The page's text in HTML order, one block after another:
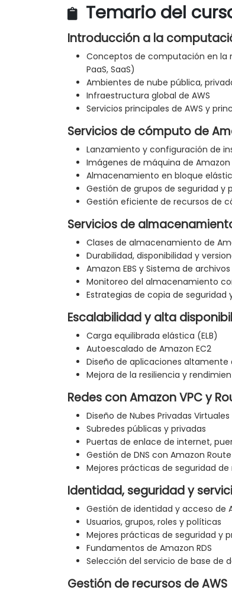
Temario del
Introducción a la
Conceptos de computación en la
PaaS, SaaS)
Ambientes de nube pública,
Infraestructura global de AWS
Servicios principales de AWS y
Servicios de cómputo de
Lanzamiento y configuración de
Imágenes de máquina de Amazon
Almacenamiento en bloque
Gestión de grupos de seguridad y
Gestión eficiente de recursos de
Servicios de
Clases de almacenamiento de
Durabilidad, disponibilidad y
Amazon EBS y Sistema de
Monitoreo del almacenamiento
Estrategias de copia de seguridad
Escalabilidad y alta
Carga equilibrada elástica (ELB)
Autoescalado de Amazon EC2
Diseño de aplicaciones altamente
Mejora de la resiliencia y
Redes con Amazon VPC y
Diseño de Nubes Privadas Virtuales
Subredes públicas y privadas
Puertas de enlace de internet,
Gestión de DNS con Amazon
Mejores prácticas de seguridad de
Identidad, seguridad y
Gestión de identidad y acceso de
Usuarios, grupos, roles y políticas
Mejores prácticas de seguridad y
Fundamentos de Amazon RDS
Selección del servicio de base de
Gestión de recursos de AWS